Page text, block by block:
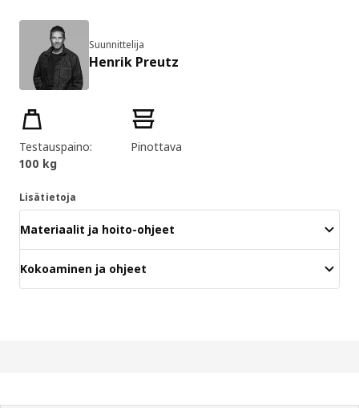
Suunnittelija
Henrik Preutz
Tuotteen ominaisuudet
Testauspaino:
100 kg
Pinottava
Lisätietoja
Materiaalit ja hoito-ohjeet
Kokoaminen ja ohjeet